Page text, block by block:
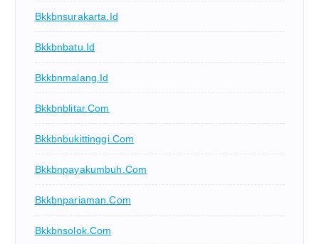
Bkkbnsurakarta.id
Bkkbnbatu.id
Bkkbnmalang.id
Bkkbnblitar.com
Bkkbnbukittinggi.com
Bkkbnpayakumbuh.com
Bkkbnpariaman.com
Bkkbnsolok.com